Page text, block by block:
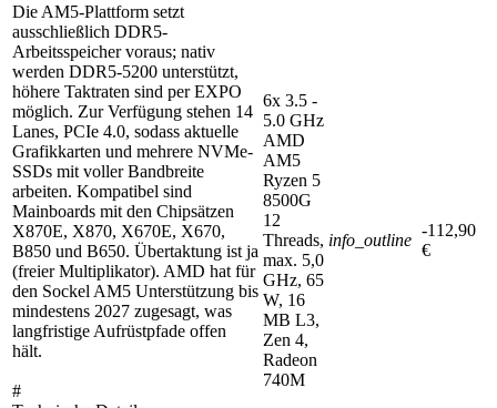
Die AM5-Plattform setzt
ausschließlich DDR5-
Arbeitsspeicher voraus; nativ
werden DDR5-5200 unterstützt,
höhere Taktraten sind per EXPO
möglich. Zur Verfügung stehen 14
Lanes, PCIe 4.0, sodass aktuelle
Grafikkarten und mehrere NVMe-
SSDs mit voller Bandbreite
arbeiten. Kompatibel sind
Mainboards mit den Chipsätzen
X870E, X870, X670E, X670,
B850 und B650. Übertaktung ist ja
(freier Multiplikator). AMD hat für
den Sockel AM5 Unterstützung bis
mindestens 2027 zugesagt, was
langfristige Aufrüstpfade offen
hält.
#
6x 3.5 -
5.0 GHz
AMD
AM5
Ryzen 5
8500G
12
Threads,
max. 5,0
GHz, 65
W, 16
MB L3,
Zen 4,
Radeon
740M
info_outline
-112,90
€